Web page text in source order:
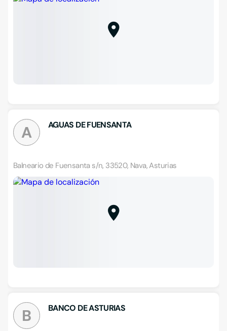
A AGUAS DE FUENSANTA
Balneario de Fuensanta s/n, 33520, Nava, Asturias
B BANCO DE ASTURIAS